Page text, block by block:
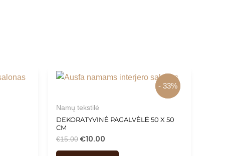
- 33%
- 33%
Namų tekstilė
DEKORATYVINĖ PAGALVĖLĖ 50 X 50
CM
€15.00 €10.00